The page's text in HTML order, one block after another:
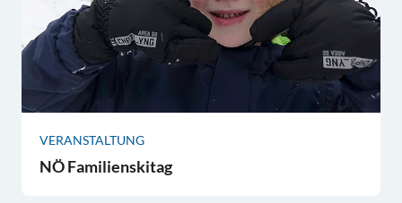
VERANSTALTUNG
NÖ Familienskitag